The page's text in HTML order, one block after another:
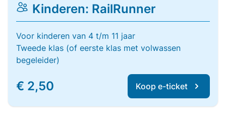
Kinderen: RailRunner
Voor kinderen van 4 t/m 11 jaar
Tweede klas (of eerste klas met volwassen
begeleider)
€ 2,50 Koop e-ticket